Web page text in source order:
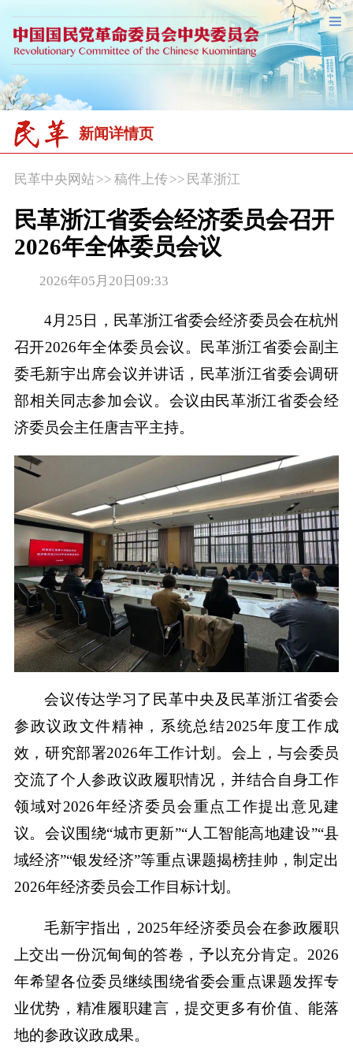
新闻详情页
民革中央网站>> 稿件上传 >> 民革浙江
民革浙江省委会经济委员会召开
2026年全体委员会议
2026年05月20日09:33
4月25日，民革浙江省委会经济委员会在杭州
召开2026年全体委员会议。民革浙江省委会副主
委毛新宇出席会议并讲话，民革浙江省委会调研
部相关同志参加会议。会议由民革浙江省委会经
济委员会主任唐吉平主持。
会议传达学习了民革中央及民革浙江省委会
参政议政文件精神，系统总结2025年度工作成
效，研究部署2026年工作计划。会上，与会委员
交流了个人参政议政履职情况，并结合自身工作
领域对2026年经济委员会重点工作提出意见建
议。会议围绕“城市更新”“人工智能高地建设”“县
域经济”“银发经济”等重点课题揭榜挂帅，制定出
2026年经济委员会工作目标计划。
毛新宇指出，2025年经济委员会在参政履职
上交出一份沉甸甸的答卷，予以充分肯定。2026
年希望各位委员继续围绕省委会重点课题发挥专
业优势，精准履职建言，提交更多有价值、能落
地的参政议政成果。